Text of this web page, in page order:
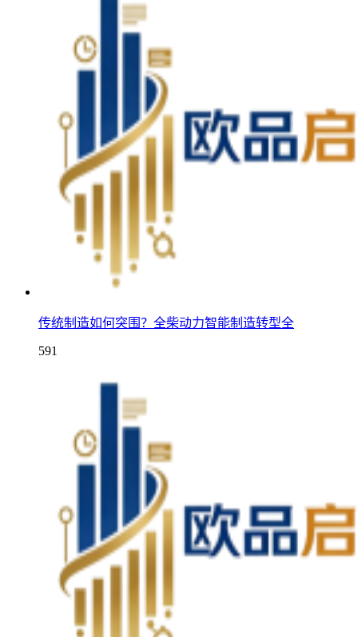
传统制造如何突围？全柴动力智能制造转型全
591